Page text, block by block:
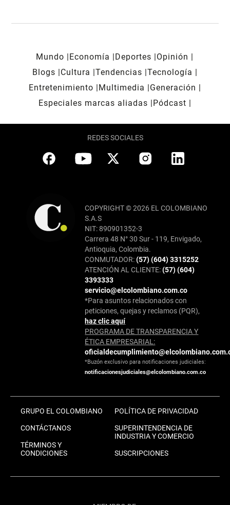
Mundo Economía Deportes
Opinión
Blogs
Cultura Tendencias Tecnología
Entretenimiento
Multimedia
Generación
Especiales marcas aliadas
Pódcast
REDES SOCIALES
COPYRIGHT © 2026 EL COLOMBIANO
S.A.S
NIT: 890901352-3
Carrera 48 N° 30 Sur - 119, Envigado,
Antioquia, Colombia.
CONMUTADOR:(57) (604) 3315252
ATENCIÓN AL CLIENTE:(57) (604)
3393333
servicio@elcolombiano.com.co
*Para asuntos relacionados con
peticiones, quejas y reclamos (PQR),
haz clic aquí
PROGRAMA DE TRANSPARENCIA Y
ÉTICA EMPRESARIAL:
*Buzón exclusivo para notificaciones judiciales:
notificacionesjudiciales@elcolombiano.com.co
GRUPO EL COLOMBIANO
CONTÁCTANOS
TÉRMINOS Y
CONDICIONES
POLÍTICA DE PRIVACIDAD
SUPERINTENDENCIA DE
INDUSTRIA Y COMERCIO
SUSCRIPCIONES